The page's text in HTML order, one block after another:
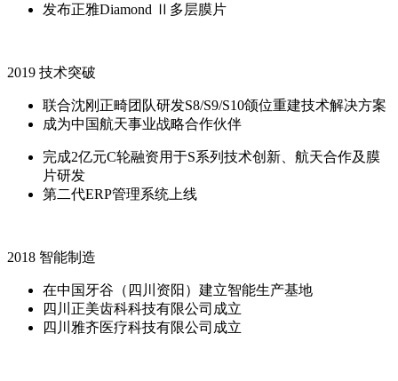
发布正雅Diamond Ⅱ多层膜片
2019 技术突破
联合沈刚正畸团队研发S8/S9/S10颌位重建技术解决方案
成为中国航天事业战略合作伙伴
完成2亿元C轮融资用于S系列技术创新、航天合作及膜
片研发
第二代ERP管理系统上线
2018 智能制造
在中国牙谷（四川资阳）建立智能生产基地
四川正美齿科科技有限公司成立
四川雅齐医疗科技有限公司成立